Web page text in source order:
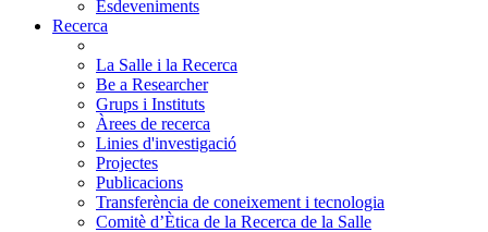
Esdeveniments
Recerca
La Salle i la Recerca
Be a Researcher
Grups i Instituts
Àrees de recerca
Linies d'investigació
Projectes
Publicacions
Transferència de coneixement i tecnologia
Comitè d’Ètica de la Recerca de la Salle